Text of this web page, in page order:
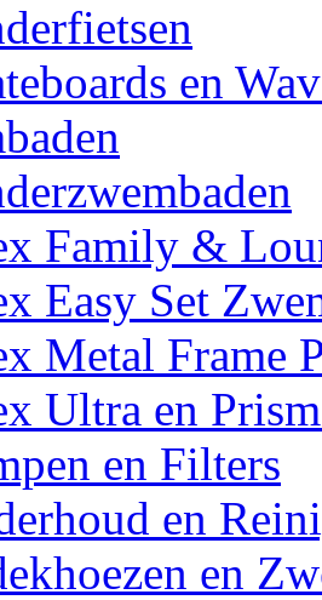
en
Family &
Easy Set
Metal Frame
Ultra en
en Filters
en
en